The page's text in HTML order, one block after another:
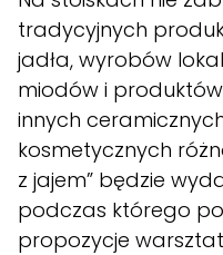
tradycyjnych
jadła, wyrobów
miodów i
innych
kosmetycznych
z jajem” będzie
podczas którego
propozycje